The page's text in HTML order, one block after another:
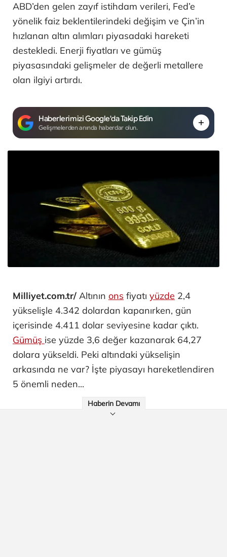
ABD’den gelen zayıf istihdam verileri, Fed’e
yönelik faiz beklentilerindeki değişim ve Çin’in
hızlanan altın alımları piyasadaki hareketi
destekledi. Enerji fiyatları ve gümüş
piyasasındaki gelişmeler de değerli metallere
olan ilgiyi artırdı.
Haberlerimizi Google'da Takip Edin
Gelişmelerden anında haberdar olun.
Milliyet.com.tr/ Altının ons fiyatı yüzde 2,4
yükselişle 4.342 dolardan kapanırken, gün
içerisinde 4.411 dolar seviyesine kadar çıktı.
Gümüş ise yüzde 3,6 değer kazanarak 64,27
dolara yükseldi. Peki altındaki yükselişin
arkasında ne var? İşte piyasayı hareketlendiren
5 önemli neden...
Haberin Devamı